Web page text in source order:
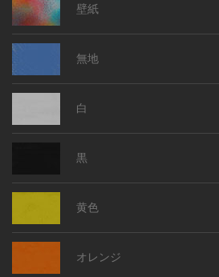
壁紙
無地
白
黒
黄色
オレンジ